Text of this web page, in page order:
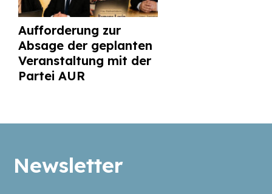
Aufforderung zur
Absage der geplanten
Veranstaltung mit der
Partei AUR
Newsletter